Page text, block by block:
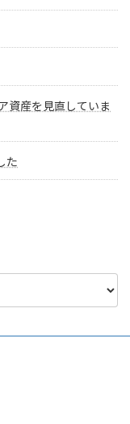
資産を見直していま
た